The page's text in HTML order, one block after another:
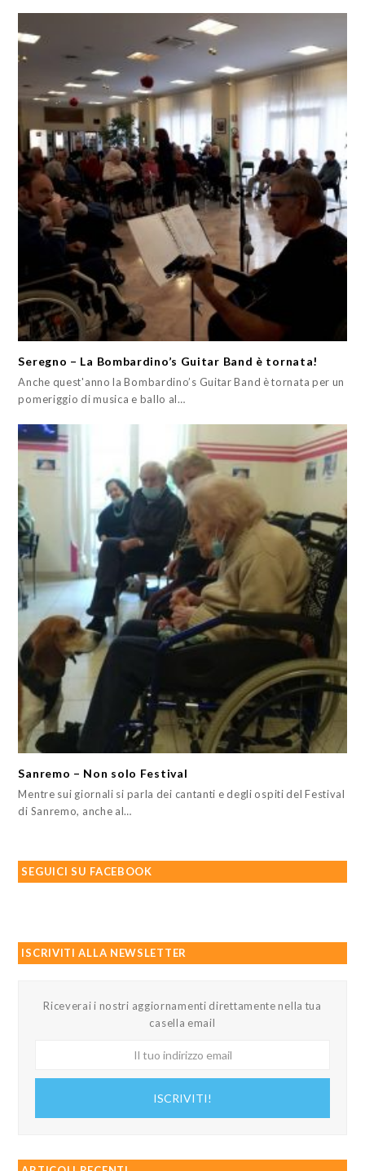
Seregno – La Bombardino’s Guitar Band è tornata!
Anche quest'anno la Bombardino’s Guitar Band è tornata per un
pomeriggio di musica e ballo al…
Sanremo – Non solo Festival
Mentre sui giornali si parla dei cantanti e degli ospiti del Festival
di Sanremo, anche al…
SEGUICI SU FACEBOOK
ISCRIVITI ALLA NEWSLETTER
Riceverai i nostri aggiornamenti direttamente nella tua
casella email
ISCRIVITI!